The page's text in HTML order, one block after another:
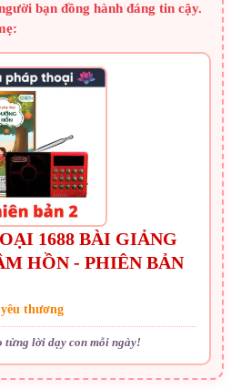
bạn đồng hành đáng tin cậy.
1688 BÀI GIẢNG
HỒN - PHIÊN BẢN
thương
từng lời dạy con mỗi ngày!